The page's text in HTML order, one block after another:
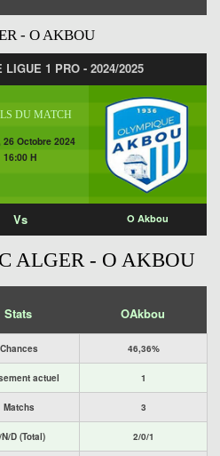
- O AKBOU
LIGUE 1 PRO - 2024/2025
DU MATCH
26 Octobre 2024
16:00 H
Vs O Akbou
ALGER - O AKBOU
Stats OAkbou
Chances 46,36%
actuel 1
Matchs 3
D (Total) 2/0/1